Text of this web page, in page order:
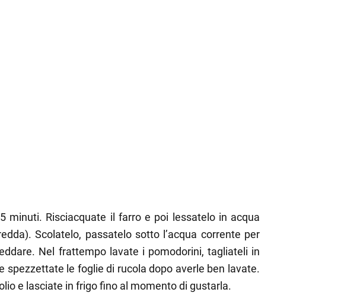
Risciacquate il farro e poi lessatelo in acqua
Scolatelo, passatelo sotto l’acqua corrente per
Nel frattempo lavate i pomodorini, tagliateli in
le foglie di rucola dopo averle ben lavate.
e lasciate in frigo fino al momento di gustarla.